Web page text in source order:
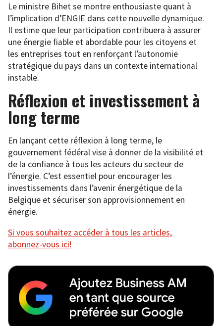
Le ministre Bihet se montre enthousiaste quant à
l’implication d’ENGIE dans cette nouvelle dynamique.
Il estime que leur participation contribuera à assurer
une énergie fiable et abordable pour les citoyens et
les entreprises tout en renforçant l’autonomie
stratégique du pays dans un contexte international
instable.
Réflexion et investissement à
long terme
En lançant cette réflexion à long terme, le
gouvernement fédéral vise à donner de la visibilité et
de la confiance à tous les acteurs du secteur de
l’énergie. C’est essentiel pour encourager les
investissements dans l’avenir énergétique de la
Belgique et sécuriser son approvisionnement en
énergie.
Si vous souhaitez accéder à tous les articles,
abonnez-vous ici!